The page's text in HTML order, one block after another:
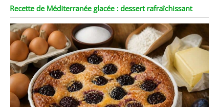
Recette de Méditerranée glacée : dessert rafraîchissant